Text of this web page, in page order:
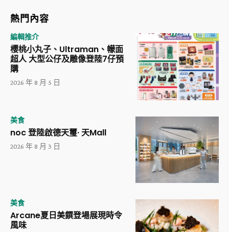
熱門內容
編輯推介
櫻桃小丸子、Ultraman、幪面
超人 大型公仔及雕像登陸7仔預
購
2026 年 8 月 5 日
美食
noc 登陸啟德天璽· 天Mall
2026 年 8 月 3 日
美食
Arcane夏日美饌登場展現時令
風味